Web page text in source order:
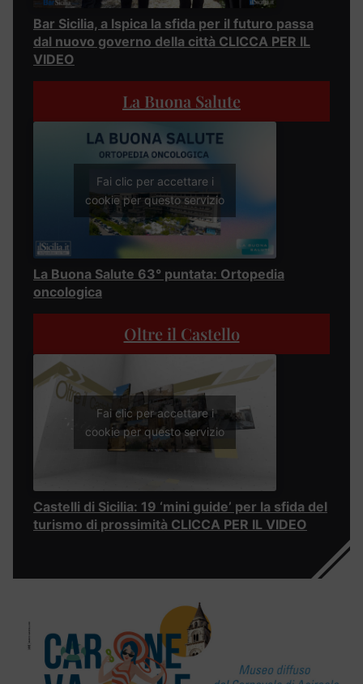
Bar Sicilia, a Ispica la sfida per il futuro passa
dal nuovo governo della città CLICCA PER IL
VIDEO
La Buona Salute
Fai clic per accettare i
cookie per questo servizio
La Buona Salute 63° puntata: Ortopedia
oncologica
Oltre il Castello
Fai clic per accettare i
cookie per questo servizio
Castelli di Sicilia: 19 ‘mini guide’ per la sfida del
turismo di prossimità CLICCA PER IL VIDEO